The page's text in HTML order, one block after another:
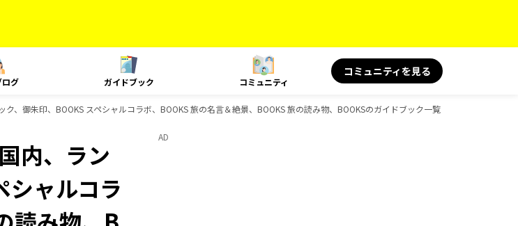
グ ガイドブック コミュニティ
コミュニティを見る
、御朱印、BOOKS スペシャルコラボ、BOOKS 旅の名言＆絶景、BOOKS 旅の読み物、BOOKSのガイドブック一覧
内、ラン
シャルコラ
AD